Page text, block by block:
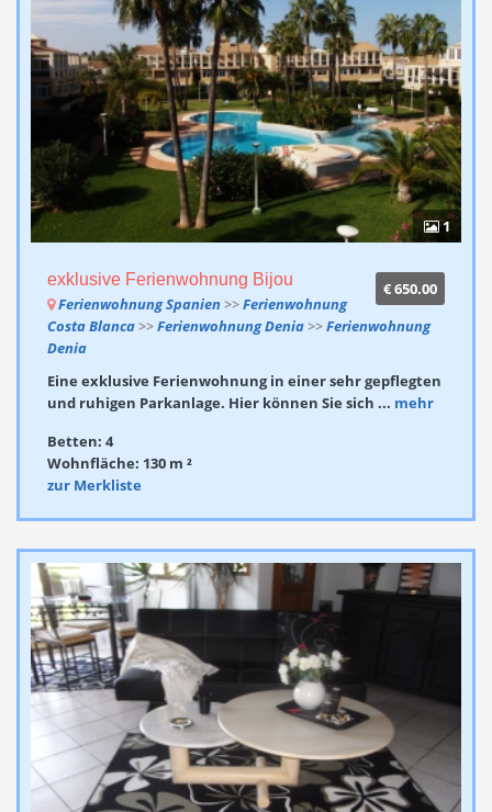
1
€ 650.00
exklusive Ferienwohnung Bijou
Ferienwohnung Spanien >>Ferienwohnung
Costa Blanca>>Ferienwohnung Denia>>Ferienwohnung
Denia
Eine exklusive Ferienwohnung in einer sehr gepflegten
und ruhigen Parkanlage. Hier können Sie sich ... mehr
Betten: 4
Wohnfläche: 130 m ²
zur Merkliste